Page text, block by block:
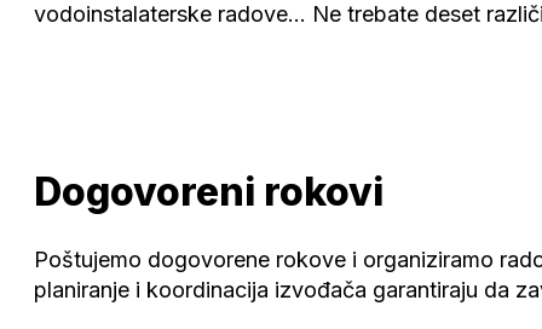
vodoinstalaterske radove… Ne trebate deset
Dogovoreni rokovi
Poštujemo dogovorene rokove i organiziramo
planiranje i koordinacija izvođača garantiraju da